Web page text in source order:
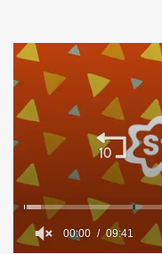
00:01 09:41